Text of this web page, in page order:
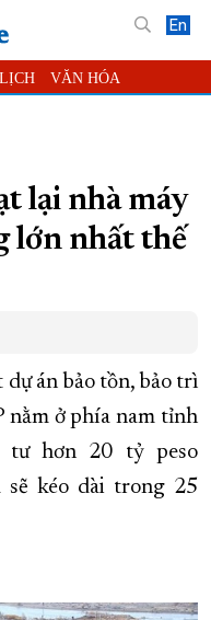
En
VĂN HÓA
BÁO ONLINE
ĐIỆN
TRIỂN TỈNH KHÁNH HÒA
PHỐ TRỰC THUỘC
lại nhà máy
lớn nhất thế
án bảo tồn, bảo trì
nằm ở phía nam tỉnh
tư hơn 20 tỷ peso
sẽ kéo dài trong 25